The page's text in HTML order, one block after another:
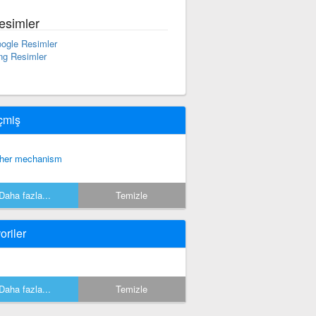
Resimler
Resimler
mechanism
Daha fazla... Temizle
Daha fazla... Temizle